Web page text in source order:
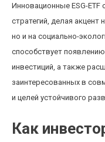
Инновационные ESG-
стратегий, делая акцент
но и на социально-
способствует
инвестиций, а также
заинтересованных в
и целей устойчивого
Как